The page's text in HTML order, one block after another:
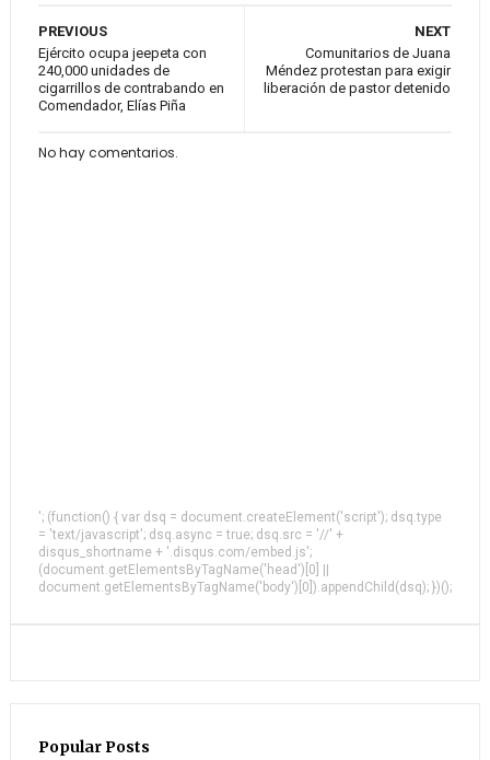
NEXT
Comunitarios de Juana
Méndez protestan para exigir
liberación de pastor detenido
PREVIOUS
Ejército ocupa jeepeta con
240,000 unidades de
cigarrillos de contrabando en
Comendador, Elías Piña
No hay comentarios.
'; (function() { var dsq = document.createElement('script'); dsq.type
= 'text/javascript'; dsq.async = true; dsq.src = '//' +
disqus_shortname + '.disqus.com/embed.js';
(document.getElementsByTagName('head')[0] ||
document.getElementsByTagName('body')[0]).appendChild(dsq); })();
Popular Posts